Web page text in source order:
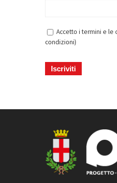
Accetto i termini e le
condizioni)